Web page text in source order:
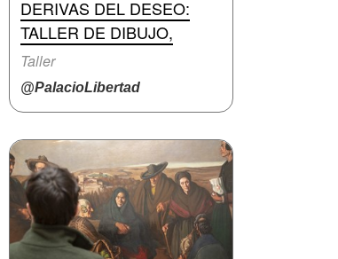
DERIVAS DEL DESEO:
TALLER DE DIBUJO,
Taller
@PalacioLibertad